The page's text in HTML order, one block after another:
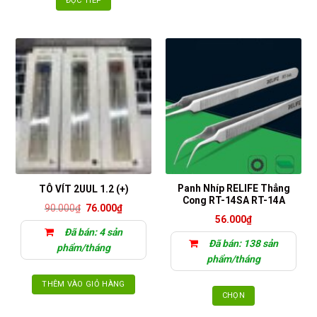
TÔ VÍT 2UUL 1.2 (+)
90.000₫ Giá
là:
90.000₫.
76.000₫Giá
là:
Đã bán: 4 sản
phẩm/tháng
THÊM VÀO GIỎ HÀNG
Panh Nhíp RELIFE Thẳng
Cong RT-14SA RT-14A
56.000₫
Đã bán: 138 sản
phẩm/tháng
CHỌN